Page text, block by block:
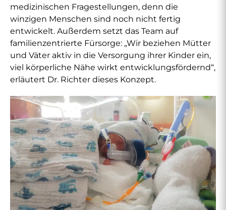
medizinischen Fragestellungen, denn die
winzigen Menschen sind noch nicht fertig
entwickelt. Außerdem setzt das Team auf
familienzentrierte Fürsorge: „Wir beziehen Mütter
und Väter aktiv in die Versorgung ihrer Kinder ein,
viel körperliche Nähe wirkt entwicklungsfördernd“,
erläutert Dr. Richter dieses Konzept.